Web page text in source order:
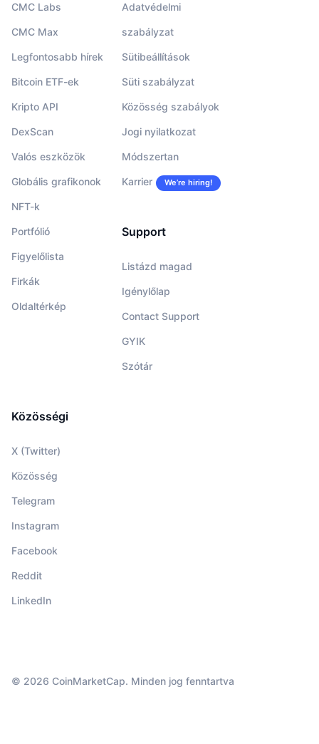
CMC Labs
CMC Max
Legfontosabb hírek
Bitcoin ETF-ek
Kripto API
DexScan
Valós eszközök
Globális grafikonok
NFT-k
Portfólió
Figyelőlista
Firkák
Oldaltérkép
Adatvédelmi
szabályzat
Sütibeállítások
Süti szabályzat
Közösség szabályok
Jogi nyilatkozat
Módszertan
Karrier We’re hiring!
Support
Listázd magad
Igénylőlap
Contact Support
GYIK
Szótár
Közösségi
X (Twitter)
Közösség
Telegram
Instagram
Facebook
Reddit
LinkedIn
© 2026 CoinMarketCap. Minden jog fenntartva